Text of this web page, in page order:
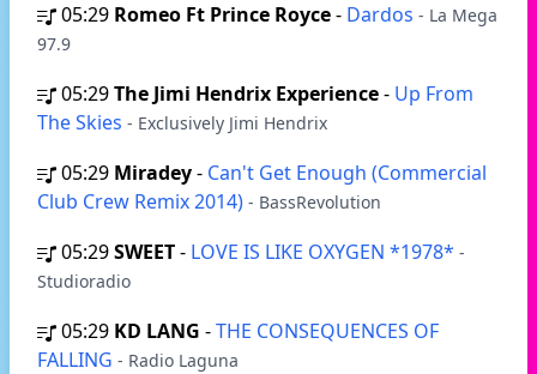
05:29 Romeo Ft Prince Royce- Dardos - La Mega
97.9
05:29The Jimi Hendrix Experience- Up From
The Skies - Exclusively Jimi Hendrix
05:29 Miradey- Can't Get Enough (Commercial
Club Crew Remix 2014) - BassRevolution
05:29SWEET- LOVE IS LIKE OXYGEN *1978* -
Studioradio
05:29 KD LANG -THE CONSEQUENCES OF
FALLING - Radio Laguna